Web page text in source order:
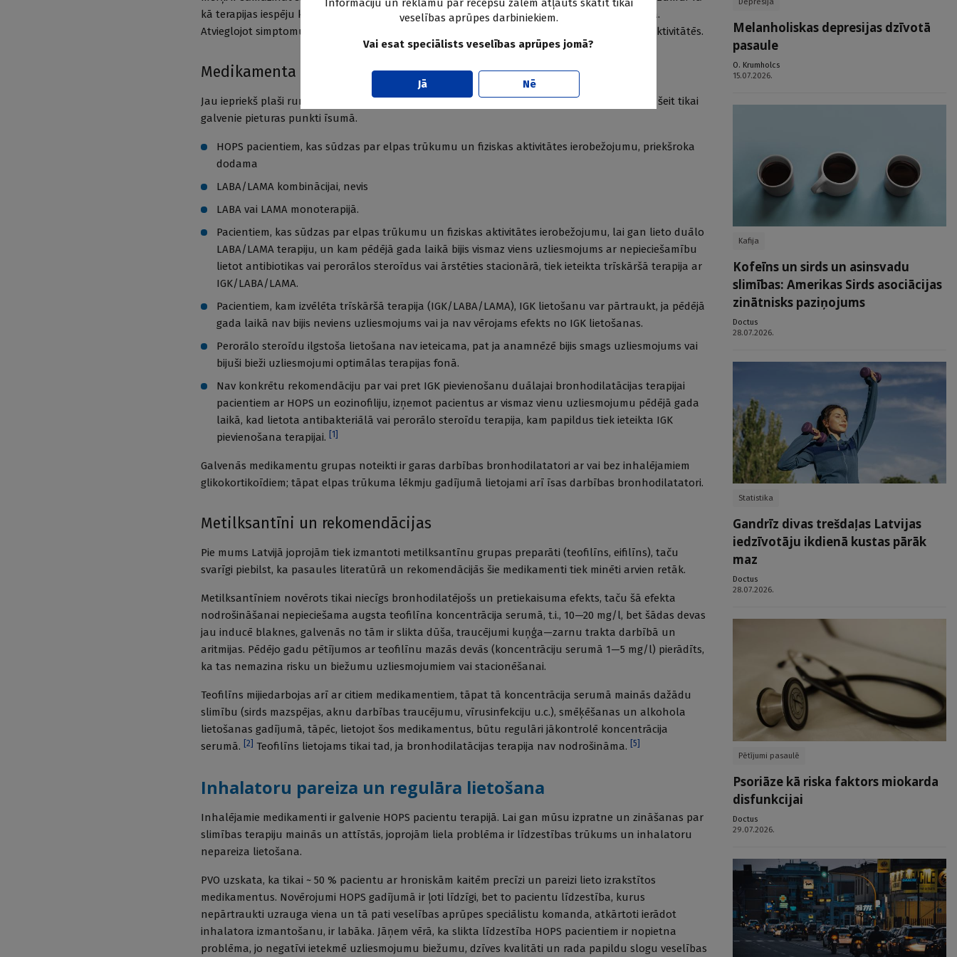
kā terapijas iespēju klāsts ir plašs, tad HOPS pārvaldības atslēga ir pareizā pieeja īstajā laikā.
Atvieglojot simptomus, uzlabojas pacienta dzīves kvalitāte un spēja līdzdarboties ikdienas aktivitātēs.
Medikamenta izvēle
Jau iepriekš plaši runāts par medikamentu grupām, to kombināciju iespējām un izvēli, tāpēc šeit tikai
galvenie pieturas punkti īsumā.
HOPS pacientiem, kas sūdzas par elpas trūkumu un fiziskas aktivitātes ierobežojumu, priekšroka
dodama
LABA/LAMA kombinācijai, nevis
LABA vai LAMA monoterapijā.
Pacientiem, kas sūdzas par elpas trūkumu un fiziskas aktivitātes ierobežojumu, lai gan lieto duālo
LABA/LAMA terapiju, un kam pēdējā gada laikā bijis vismaz viens uzliesmojums ar nepieciešamību
lietot antibiotikas vai perorālos steroīdus vai ārstēties stacionārā, tiek ieteikta trīskāršā terapija ar
IGK/LABA/LAMA.
Pacientiem, kam izvēlēta trīskāršā terapija (IGK/LABA/LAMA), IGK lietošanu var pārtraukt, ja pēdējā
gada laikā nav bijis neviens uzliesmojums vai ja nav vērojams efekts no IGK lietošanas.
Perorālo steroīdu ilgstoša lietošana nav ieteicama, pat ja anamnēzē bijis smags uzliesmojums vai
bijuši bieži uzliesmojumi optimālas terapijas fonā.
Nav konkrētu rekomendāciju par vai pret IGK pievienošanu duālajai bronhodilatācijas terapijai
pacientiem ar HOPS un eozinofiliju, izņemot pacientus ar vismaz vienu uzliesmojumu pēdējā gada
laikā, kad lietota antibakteriālā vai perorālo steroīdu terapija, kam papildus tiek ieteikta IGK
pievienošana terapijai.
1
Galvenās medikamentu grupas noteikti ir garas darbības bronhodilatatori ar vai bez inhalējamiem
glikokortikoīdiem; tāpat elpas trūkuma lēkmju gadījumā lietojami arī īsas darbības bronhodilatatori.
Metilksantīni un rekomendācijas
Pie mums Latvijā joprojām tiek izmantoti metilksantīnu grupas preparāti (teofilīns, eifilīns), taču
svarīgi piebilst, ka pasaules literatūrā un rekomendācijās šie medikamenti tiek minēti arvien retāk.
Metilksantīniem novērots tikai niecīgs bronhodilatējošs un pretiekaisuma efekts, taču šā efekta
nodrošināšanai nepieciešama augsta teofilīna koncentrācija serumā, t.i., 10—20 mg/l, bet šādas devas
jau inducē blaknes, galvenās no tām ir slikta dūša, traucējumi kuņģa—zarnu trakta darbībā un
aritmijas. Pēdējo gadu pētījumos ar teofilīnu mazās devās (koncentrāciju serumā 1—5 mg/l) pierādīts,
ka tas nemazina risku un biežumu uzliesmojumiem vai stacionēšanai.
Teofilīns mijiedarbojas arī ar citiem medikamentiem, tāpat tā koncentrācija serumā mainās dažādu
slimību (sirds mazspējas, aknu darbības traucējumu, vīrusinfekciju u.c.), smēķēšanas un alkohola
lietošanas gadījumā, tāpēc, lietojot šos medikamentus, būtu regulāri jākontrolē koncentrācija
serumā.
2 Teofilīns lietojams tikai tad, ja bronhodilatācijas terapija nav nodrošināma. 5
Inhalatoru pareiza un regulāra lietošana
Inhalējamie medikamenti ir galvenie HOPS pacientu terapijā. Lai gan mūsu izpratne un zināšanas par
slimības terapiju mainās un attīstās, joprojām liela problēma ir līdzestības trūkums un inhalatoru
nepareiza lietošana.
PVO uzskata, ka tikai ~ 50 % pacientu ar hroniskām kaitēm precīzi un pareizi lieto izrakstītos
medikamentus. Novērojumi HOPS gadījumā ir ļoti līdzīgi, bet to pacientu līdzestība, kurus
nepārtraukti uzrauga viena un tā pati veselības aprūpes speciālistu komanda, atkārtoti ierādot
inhalatora izmantošanu, ir labāka. Jāņem vērā, ka slikta līdzestība HOPS pacientiem ir nopietna
problēma, jo negatīvi ietekmē uzliesmojumu biežumu, dzīves kvalitāti un rada papildu slogu veselības
Melanholiskas depresijas dzīvotā
pasaule
O. Krumholcs
15.07.2026.
Kafija
Kofeīns un sirds un asinsvadu
slimības: Amerikas Sirds asociācijas
zinātnisks paziņojums
Doctus
28.07.2026.
Statistika
Gandrīz divas trešdaļas Latvijas
iedzīvotāju ikdienā kustas pārāk
maz
Doctus
28.07.2026.
Pētījumi pasaulē
Psoriāze kā riska faktors miokarda
disfunkcijai
Doctus
29.07.2026.
Informāciju un reklāmu par recepšu zālēm atļauts skatīt tikai
veselības aprūpes darbiniekiem.
Vai esat speciālists veselības aprūpes jomā?
Jā Nē